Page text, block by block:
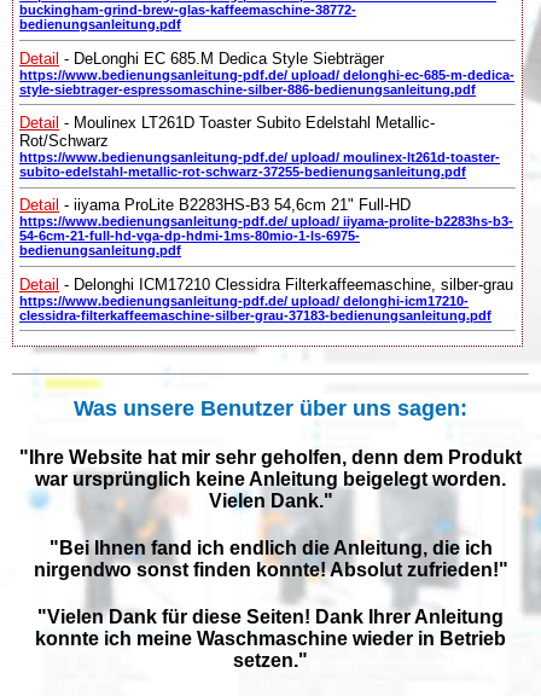
buckingham-grind-brew-glas-kaffeemaschine-38772-
bedienungsanleitung.pdf
Detail - DeLonghi EC 685.M Dedica Style Siebträger
https://www.bedienungsanleitung-pdf.de/ upload/ delonghi-ec-685-m-dedica-
style-siebtrager-espressomaschine-silber-886-bedienungsanleitung.pdf
Detail - Moulinex LT261D Toaster Subito Edelstahl Metallic-
Rot/Schwarz
https://www.bedienungsanleitung-pdf.de/ upload/ moulinex-lt261d-toaster-
subito-edelstahl-metallic-rot-schwarz-37255-bedienungsanleitung.pdf
Detail - iiyama ProLite B2283HS-B3 54,6cm 21" Full-HD
https://www.bedienungsanleitung-pdf.de/ upload/ iiyama-prolite-b2283hs-b3-
54-6cm-21-full-hd-vga-dp-hdmi-1ms-80mio-1-ls-6975-
bedienungsanleitung.pdf
Detail - Delonghi ICM17210 Clessidra Filterkaffeemaschine, silber-grau
https://www.bedienungsanleitung-pdf.de/ upload/ delonghi-icm17210-
clessidra-filterkaffeemaschine-silber-grau-37183-bedienungsanleitung.pdf
Was unsere Benutzer über uns sagen:
"Ihre Website hat mir sehr geholfen, denn dem Produkt
war ursprünglich keine Anleitung beigelegt worden.
Vielen Dank."
"Bei Ihnen fand ich endlich die Anleitung, die ich
nirgendwo sonst finden konnte! Absolut zufrieden!"
"Vielen Dank für diese Seiten! Dank Ihrer Anleitung
konnte ich meine Waschmaschine wieder in Betrieb
setzen."